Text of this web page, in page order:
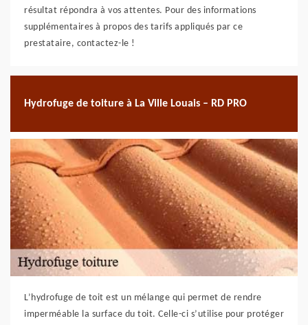
résultat répondra à vos attentes. Pour des informations
supplémentaires à propos des tarifs appliqués par ce
prestataire, contactez-le !
Hydrofuge de toiture à La Ville Louais – RD PRO
L’hydrofuge de toit est un mélange qui permet de rendre
imperméable la surface du toit. Celle-ci s’utilise pour protéger